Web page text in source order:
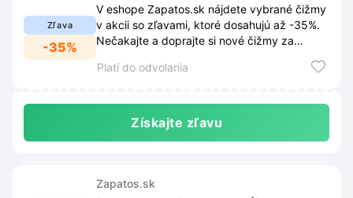
Zľava
-35%
V eshope Zapatos.sk nájdete vybrané čižmy
v akcii so zľavami, ktoré dosahujú až -35%.
Nečakajte a doprajte si nové čižmy za
Platí do odvolania
Získajte zľavu
Zapatos.sk